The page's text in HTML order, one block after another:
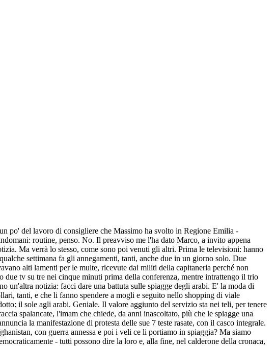
po' del lavoro di consigliere che Massimo ha svolto in Regione Emilia -
routine, penso. No. Il preavviso me l'ha dato Marco, a invito appena
Ma verrà lo stesso, come sono poi venuti gli altri. Prima le televisioni: hanno
settimana fa gli annegamenti, tanti, anche due in un giorno solo. Due
alti lamenti per le multe, ricevute dai militi della capitaneria perché non
due tv su tre nei cinque minuti prima della conferenza, mentre intrattengo il trio
notizia: facci dare una battuta sulle spiagge degli arabi. E' la moda di
tanti, e che li fanno spendere a mogli e seguito nello shopping di viale
il sole agli arabi. Geniale. Il valore aggiunto del servizio sta nei teli, per tenere
spalancate, l'imam che chiede, da anni inascoltato, più che le spiagge una
la manifestazione di protesta delle sue 7 teste rasate, con il casco integrale.
con guerra annessa e poi i veli ce li portiamo in spiaggia? Ma siamo
- tutti possono dire la loro e, alla fine, nel calderone della cronaca,